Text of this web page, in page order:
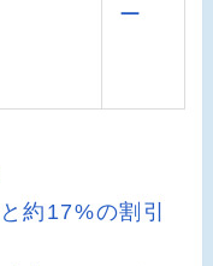
ー
約17%の割引